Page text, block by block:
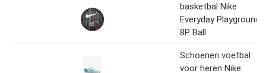
basketbal Nike
Everyday Playground
8P Ball
Schoenen voetbal
voor heren Nike